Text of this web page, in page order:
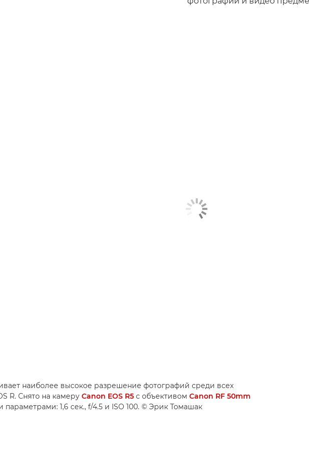
наиболее высокое разрешение фотографий среди всех
R. Снято на камеру Canon EOS R5 с объективом Canon RF 50mm
1,6 сек., f/4.5 и ISO 100. © Эрик Томашак